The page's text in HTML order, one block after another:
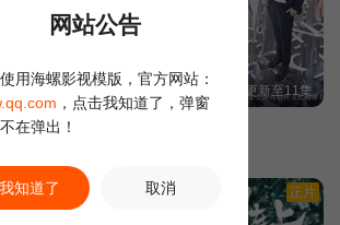
更新至16集
地道女英雄
更新至11集
正片 正片
网站公告
用海螺影视模版，官方网站：
，点击我知道了，弹窗
在弹出！
我知道了 取消